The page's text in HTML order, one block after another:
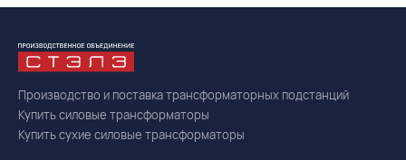
Производство и поставка трансформаторных подстанций
Купить силовые трансформаторы
Купить сухие силовые трансформаторы